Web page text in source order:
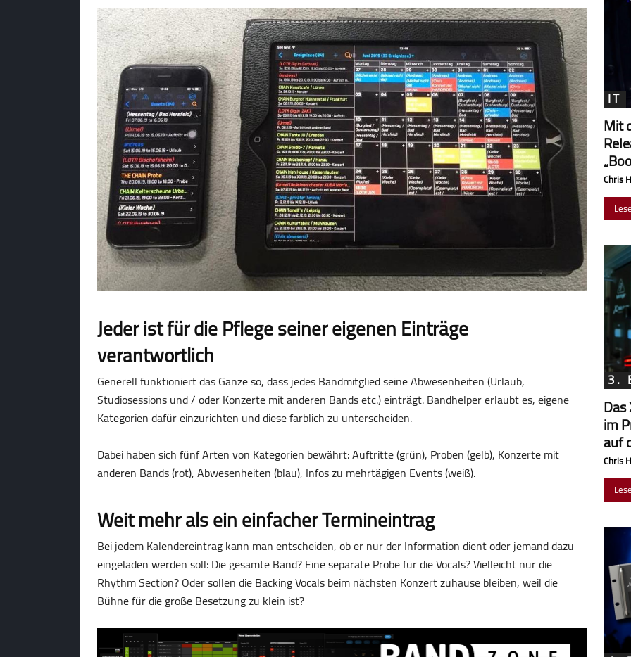
Jeder ist für die Pflege seiner eigenen Einträge
verantwortlich
Generell funktioniert das Ganze so, dass jedes Bandmitglied seine Abwesenheiten (Urlaub,
Studiosessions und / oder Konzerte mit anderen Bands etc.) einträgt. Bandhelper erlaubt es, eigene
Kategorien dafür einzurichten und diese farblich zu unterscheiden.
Dabei haben sich fünf Arten von Kategorien bewährt: Auftritte (grün), Proben (gelb), Konzerte mit
anderen Bands (rot), Abwesenheiten (blau), Infos zu mehrtägigen Events (weiß).
Weit mehr als ein einfacher Termineintrag
Bei jedem Kalendereintrag kann man entscheiden, ob er nur der Information dient oder jemand dazu
eingeladen werden soll: Die gesamte Band? Eine separate Probe für die Vocals? Vielleicht nur die
Rhythm Section? Oder sollen die Backing Vocals beim nächsten Konzert zuhause bleiben, weil die
Bühne für die große Besetzung zu klein ist?
IT
Mit
Chris
3.
im
auf
Chris